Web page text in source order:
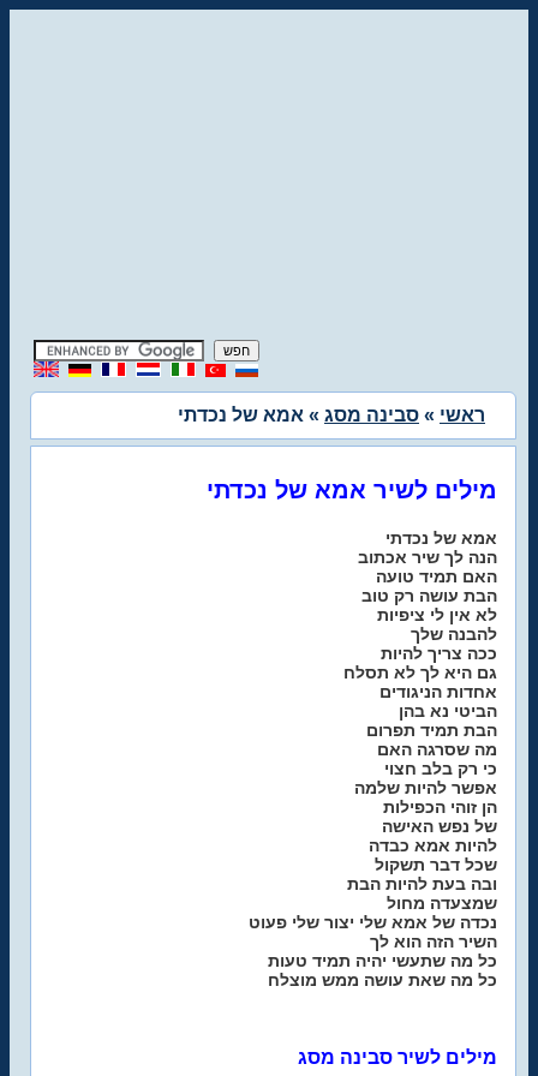
ראשי » סבינה מסג » אמא של נכדתי
מילים לשיר אמא של נכדתי
אמא של נכדתי
הנה לך שיר אכתוב
האם תמיד טועה
הבת עושה רק טוב
לא אין לי ציפיות
להבנה שלך
ככה צריך להיות
גם היא לך לא תסלח
אחדות הניגודים
הביטי נא בהן
הבת תמיד תפרום
מה שסרגה האם
כי רק בלב חצוי
אפשר להיות שלמה
הן זוהי הכפילות
של נפש האישה
להיות אמא כבדה
שכל דבר תשקול
ובה בעת להיות הבת
שמצעדה מחול
נכדה של אמא שלי יצור שלי פעוט
השיר הזה הוא לך
כל מה שתעשי יהיה תמיד טעות
כל מה שאת עושה ממש מוצלח
מילים לשיר סבינה מסג